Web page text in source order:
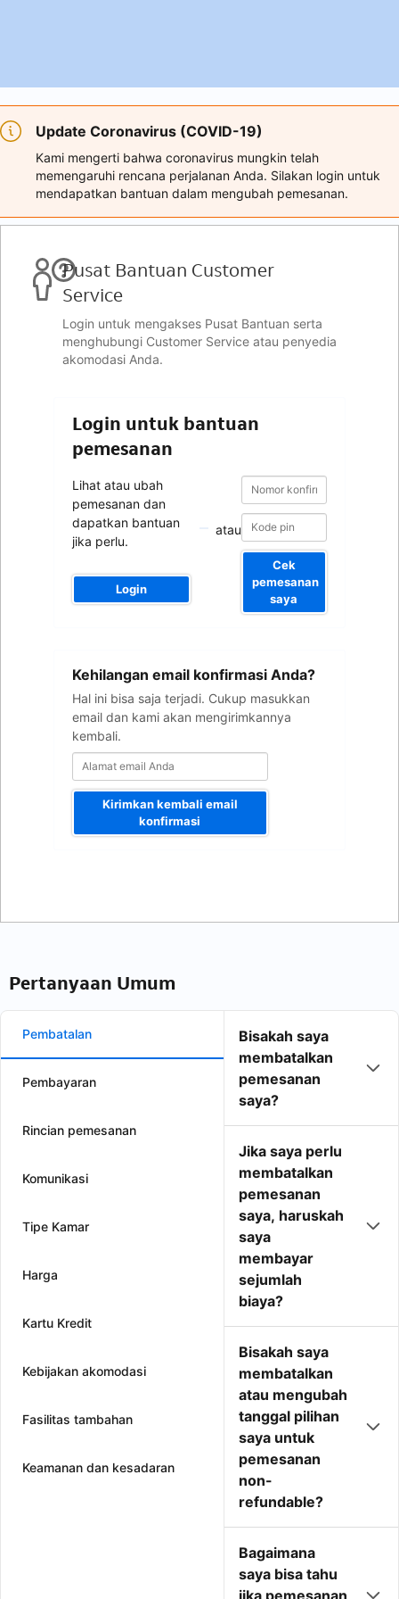
Update Coronavirus (COVID-19)
Kami mengerti bahwa coronavirus mungkin telah
memengaruhi rencana perjalanan Anda. Silakan login untuk
mendapatkan bantuan dalam mengubah pemesanan.
Pusat Bantuan Customer
Service
Login untuk mengakses Pusat Bantuan serta
menghubungi Customer Service atau penyedia
akomodasi Anda.
Login untuk bantuan
pemesanan
Lihat atau ubah
pemesanan dan
dapatkan bantuan
jika perlu.
Login
atau
Nomor
konfirmasi
Nomor
konfirmasi
Cek
pemesanan
saya
Kehilangan email konfirmasi Anda?
Hal ini bisa saja terjadi. Cukup masukkan
email dan kami akan mengirimkannya
kembali.
Anda
Kirimkan kembali email
konfirmasi
Pertanyaan Umum
Pembatalan
Pembayaran
Rincian pemesanan
Komunikasi
Tipe Kamar
Harga
Kartu Kredit
Kebijakan akomodasi
Fasilitas tambahan
Keamanan dan kesadaran
Bisakah saya
membatalkan
pemesanan
saya?
Jika saya perlu
membatalkan
pemesanan
saya, haruskah
saya
membayar
sejumlah
biaya?
Bisakah saya
membatalkan
atau mengubah
tanggal pilihan
saya untuk
pemesanan
non-
refundable?
Bagaimana
saya bisa tahu
jika pemesanan